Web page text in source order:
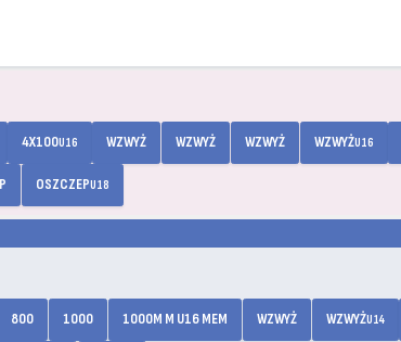
4X100U16 WZWYŻ WZWYŻ WZWYŻ WZWYŻU16
OSZCZEPU18
800 1000 1000M M U16 MEM WZWYŻ WZWYŻU14